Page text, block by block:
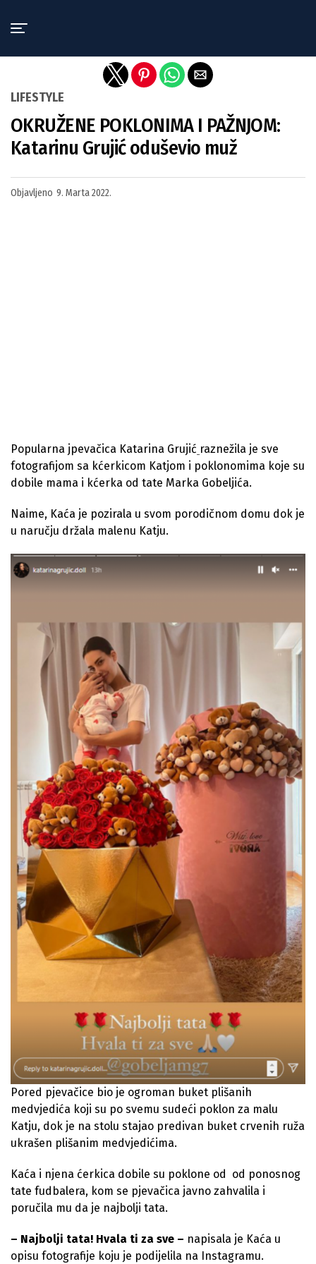
LIFESTYLE
OKRUŽENE POKLONIMA I PAŽNJOM:
Katarinu Grujić oduševio muž
Objavljeno 9. Marta 2022.
Popularna jpevačica Katarina Grujić raznežila je sve
fotografijom sa kćerkicom Katjom i poklonomima koje su
dobile mama i kćerka od tate Marka Gobeljića.
Naime, Kaća je pozirala u svom porodičnom domu dok je
u naručju držala malenu Katju.
Pored pjevačice bio je ogroman buket plišanih
medvjedića koji su po svemu sudeći poklon za malu
Katju, dok je na stolu stajao predivan buket crvenih ruža
ukrašen plišanim medvjedićima.
Kaća i njena ćerkica dobile su poklone od od ponosnog
tate fudbalera, kom se pjevačica javno zahvalila i
poručila mu da je najbolji tata.
– Najbolji tata! Hvala ti za sve – napisala je Kaća u
opisu fotografije koju je podijelila na Instagramu.